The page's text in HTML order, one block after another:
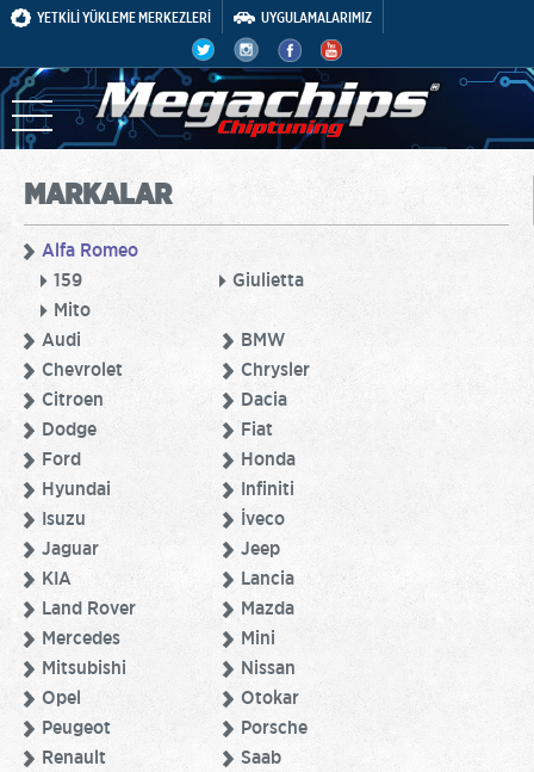
YETKİLİ YÜKLEME MERKEZLERİ UYGULAMALARIMIZ
MARKALAR
Alfa Romeo
159
Giulietta
Mito
Audi
BMW
Chevrolet
Chrysler
Citroen
Dacia
Dodge
Fiat
Ford
Honda
Hyundai
Infiniti
Isuzu
İveco
Jaguar
Jeep
KIA
Lancia
Land Rover
Mazda
Mercedes
Mini
Mitsubishi
Nissan
Opel
Otokar
Peugeot
Porsche
Renault
Saab